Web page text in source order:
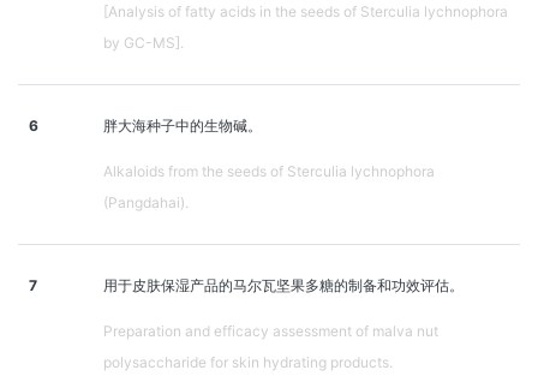
[Analysis of fatty acids in the seeds of Sterculia lychnophora
by GC-MS].
6 胖大海种子中的生物碱。
Alkaloids from the seeds of Sterculia lychnophora
(Pangdahai).
7 用于皮肤保湿产品的马尔瓦坚果多糖的制备和功效评估。
Preparation and efficacy assessment of malva nut
polysaccharide for skin hydrating products.